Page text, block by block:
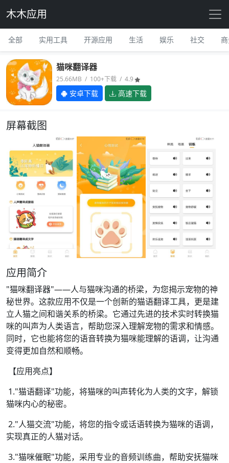
木木应用
全部 实用工具 开源应用 生活 娱乐 社交
猫咪翻译器
25.66MB / 100+下载 / 4.9
安卓下载 高速下载
屏幕截图
应用简介
"猫咪翻译器"——人与猫咪沟通的桥梁，为您揭示宠物的神
秘世界。这款应用不仅是一个创新的猫语翻译工具，更是建
立人猫之间和谐关系的桥梁。它通过先进的技术实时转换猫
咪的叫声为人类语言，帮助您深入理解宠物的需求和情感。
同时，它也能将您的语音转换为猫咪能理解的语调，让沟通
变得更加自然和顺畅。
【应用亮点】
1."猫语翻译"功能，将猫咪的叫声转化为人类的文字，解锁
猫咪内心的秘密。
2."人猫交流"功能，将您的指令或话语转换为猫咪的语调，
实现真正的人猫对话。
3."猫咪催眠"功能，采用专业的音频训练曲，帮助安抚猫咪